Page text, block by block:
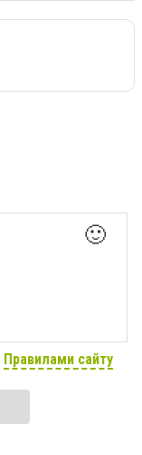
🙂
Правилами сайту